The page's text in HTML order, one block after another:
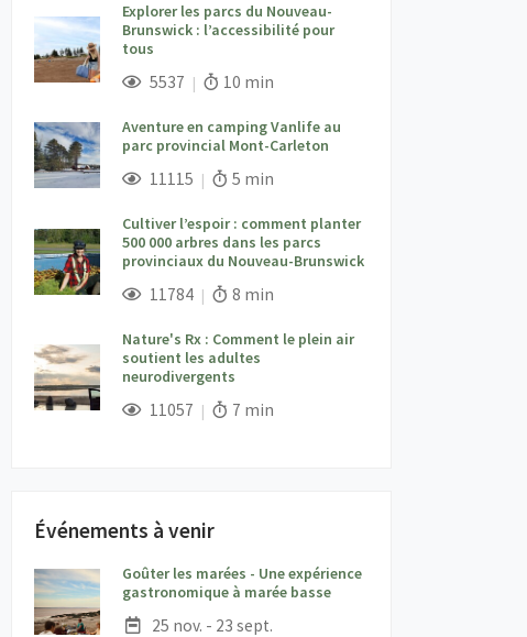
Explorer les parcs du Nouveau-
Brunswick : l’accessibilité pour
tous
; 5537 Vues; Temps de lecture:
10 min
Aventure en camping Vanlife au
parc provincial Mont-Carleton
; 11115 Vues; Temps de lecture:
5 min
Cultiver l’espoir : comment planter
500 000 arbres dans les parcs
provinciaux du Nouveau-Brunswick
; 11784Vues; Temps de lecture:
8 min
Nature's Rx : Comment le plein air
soutient les adultes
neurodivergents
; 11057 Vues; Temps de lecture:
7 min
Événements à venir
Goûter les marées - Une expérience
gastronomique à marée basse;
Date :
25 nov. - 23 sept.